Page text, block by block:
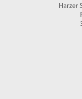
Harzer